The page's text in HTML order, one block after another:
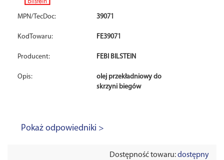
MPN/TecDoc: 39071
KodTowaru: FE39071
Producent: FEBI BILSTEIN
Opis:
olej przekładniowy do
skrzyni biegów
Pokaż odpowiedniki >
Dostępność towaru:dostępny